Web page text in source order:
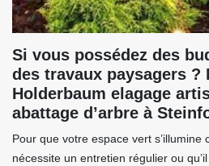
Si vous possédez des
des travaux paysagers ?
Holderbaum elagage
abattage d’arbre à
Pour que votre espace vert s’illumine
nécessite un entretien régulier ou